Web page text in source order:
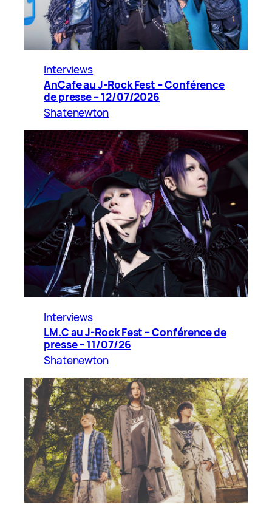
Interviews
AnCafe au J-Rock Fest – Conférence
de presse – 12/07/2026
Shatenewton
Interviews
LM.C au J-Rock Fest – Conférence de
presse – 11/07/26
Shatenewton